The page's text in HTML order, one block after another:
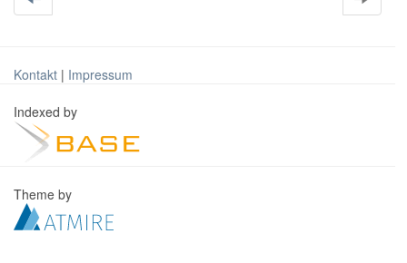
Kontakt | Impressum
Indexed by
Theme by